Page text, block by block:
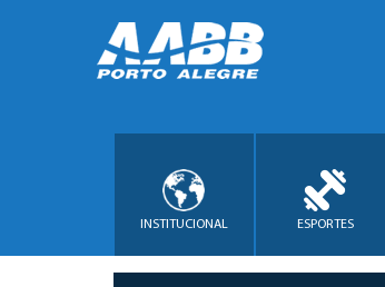
INSTITUCIONAL ESPORTES